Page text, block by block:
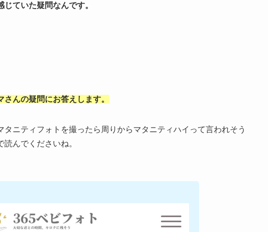
ていた疑問なんです。
んの疑問にお答えします。
ニティフォトを撮ったら周りからマタニティハイって言われそう
んでくださいね。